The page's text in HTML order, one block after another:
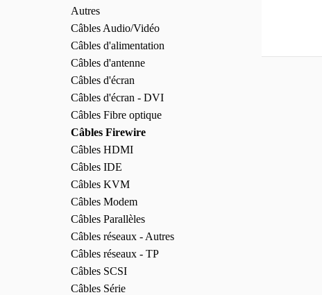
Autres
Câbles Audio/Vidéo
Câbles d'alimentation
Câbles d'antenne
Câbles d'écran
Câbles d'écran - DVI
Câbles Fibre optique
Câbles Firewire
Câbles HDMI
Câbles IDE
Câbles KVM
Câbles Modem
Câbles Parallèles
Câbles réseaux - Autres
Câbles réseaux - TP
Câbles SCSI
Câbles Série